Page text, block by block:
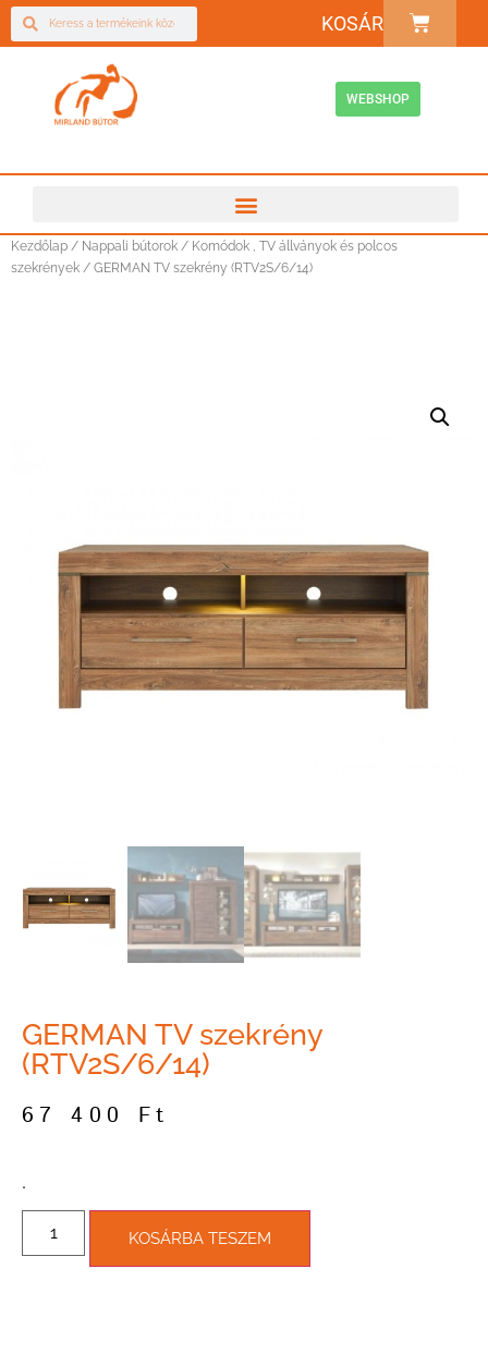
KOSÁR
WEBSHOP
Kezdőlap / Nappali bútorok / Komódok , TV állványok és polcos
szekrények / GERMAN TV szekrény (RTV2S/6/14)
GERMAN TV szekrény
(RTV2S/6/14)
67 400 Ft
­.
KOSÁRBA TESZEM